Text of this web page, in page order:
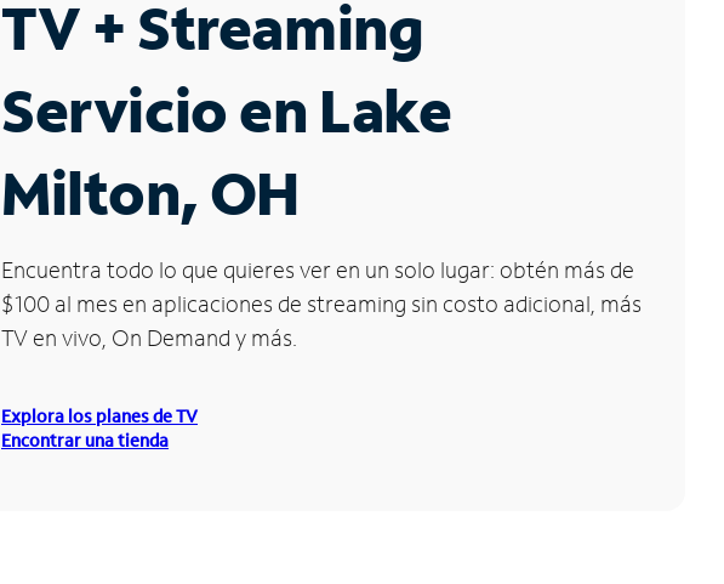
TV + Streaming
Servicio en Lake
Milton, OH
Encuentra todo lo que quieres ver en un solo lugar: obtén más de
$100 al mes en aplicaciones de streaming sin costo adicional, más
TV en vivo, On Demand y más.
Explora los planes de TV
Encontrar una tienda